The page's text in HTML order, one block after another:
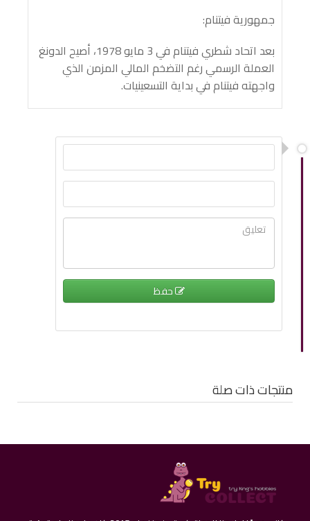
جمهورية فيتنام:
بعد اتحاد شطري فيتنام في 3 مايو 1978، أصيح الدونغ
العملة الرسمي رغم التضخم المالي المزمن الذي
واجهته فيتنام في بداية التسعينيات.
حفظ
منتجات ذات صلة